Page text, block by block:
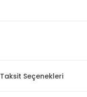
Taksit Seçenekleri